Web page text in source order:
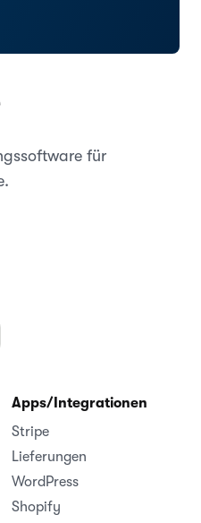
für
Apps/Integrationen
Stripe
Lieferungen
WordPress
Shopify